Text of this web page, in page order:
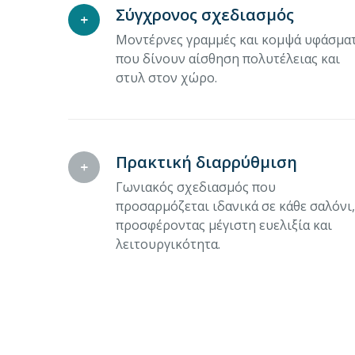
Σύγχρονος σχεδιασμός
Μοντέρνες γραμμές και κομψά
που δίνουν αίσθηση πολυτέλειας και
στυλ στον χώρο.
Πρακτική διαρρύθμιση
Γωνιακός σχεδιασμός που
προσαρμόζεται ιδανικά σε κάθε σαλόνι,
προσφέροντας μέγιστη ευελιξία και
λειτουργικότητα.